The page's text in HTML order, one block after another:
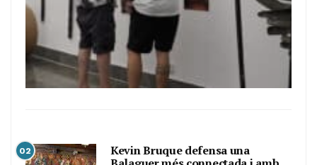
02
Kevin Bruque defensa una